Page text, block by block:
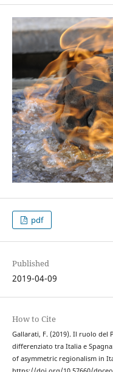
pdf
Published
2019-04-09
How to Cite
Gallarati, F. (2019). Il ruolo del
differenziato tra Italia e
of asymmetric regionalism in